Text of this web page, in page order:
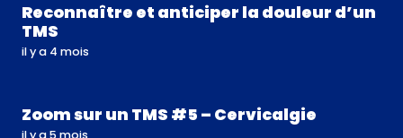
Reconnaître et anticiper la douleur d’un
TMS
il y a 4 mois
Zoom sur un TMS #5 – Cervicalgie
il y a 5 mois